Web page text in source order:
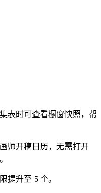
时可查看橱窗快照，帮
开稿日历，无需打开
升至 5 个。